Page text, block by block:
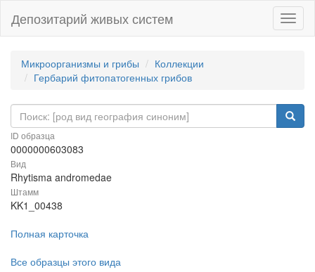
Депозитарий живых систем
Микроорганизмы и грибы
Коллекции
Гербарий фитопатогенных грибов
ID образца
0000000603083
Вид
Rhytisma andromedae
Штамм
KK1_00438
Полная карточка
Все образцы этого вида